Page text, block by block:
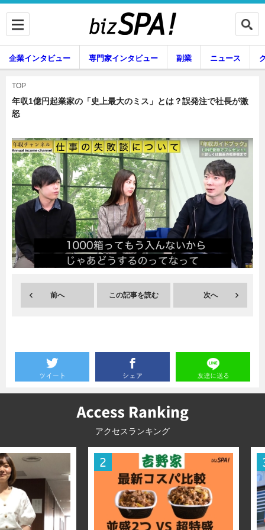
企業インタビュー 専門家インタビュー
副業 ニュース
グルメ スキル
企業インタビュー 専門家インタビュー 副業 ニュース
暮らし
TOP
年収1億円起業家の「史上最大のミス」とは？誤発注で社長が激
怒
前へ この記事を読む 次へ
アクセスランキング